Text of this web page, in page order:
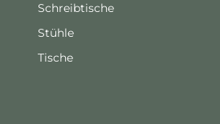
Schreibtische
Stühle
Tische